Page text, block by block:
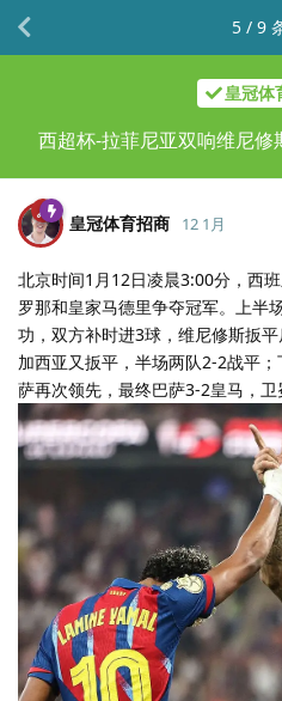
皇冠体
西超杯-拉菲尼亚双响维尼
5 / 9
皇冠体育招商 12 1月
北京时间1月12日凌晨3:00分，西
罗那和皇家马德里争夺冠军。上半
功，双方补时进3球，维尼修斯扳
加西亚又扳平，半场两队2-2战平
萨再次领先，最终巴萨3-2皇马，卫